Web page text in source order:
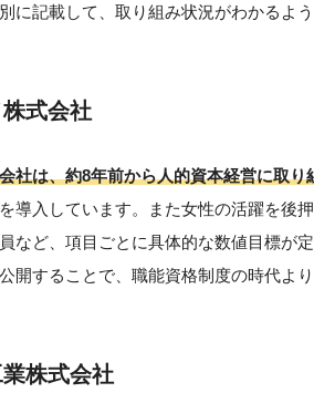
に記載して、取り組み状況がわかるよ
式会社
社は、約8年前から人的資本経営に取り
導入しています。また女性の活躍を後
など、項目ごとに具体的な数値目標が
開することで、職能資格制度の時代よ
株式会社